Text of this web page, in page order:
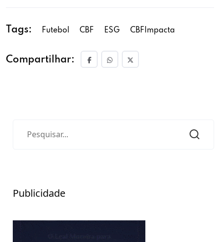
Tags: Futebol CBF ESG CBFImpacta
Compartilhar:
Publicidade